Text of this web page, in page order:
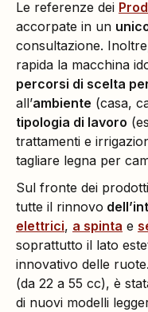
Le referenze dei
accorpate in un
consultazione.
rapida la macchina
percorsi di scelta
all’ambiente (casa,
tipologia di lavoro
trattamenti e
tagliare legna per
Sul fronte dei
tutte il rinnovo
elettrici, a spinta e
soprattutto il lato
innovativo delle ruote.
(da 22 a 55 cc), è
di nuovi modelli